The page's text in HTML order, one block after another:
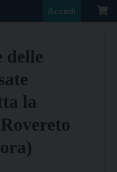
Accedi
delle
la